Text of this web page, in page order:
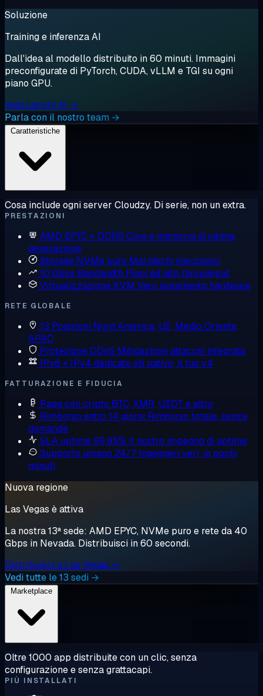
Soluzione
Training e inferenza AI
Dall'idea al modello distribuito in 60 minuti. Immagini
preconfigurate di PyTorch, CUDA, vLLM e TGI su ogni
piano GPU.
Vedi carichi AI →
Parla con il nostro team →
Cosa include ogni server Cloudzy. Di serie, non un extra.
PRESTAZIONI
AMD EPYC + DDR5 Core e memoria di ultima
generazione
Storage NVMe puro Mai dischi meccanici
10 Gbps Bandwidth Piani ad alto throughput
Virtualizzazione KVM Vero isolamento hardware
RETE GLOBALE
13 Posizioni Nord America, UE, Medio Oriente,
APAC
Protezione DDoS Mitigazione attacchi integrata
IPv6 + IPv4 dedicato v6 nativo, il tuo v4
FATTURAZIONE E FIDUCIA
Paga con cripto BTC, XMR, USDT e altro
Rimborso entro 14 giorni Rimborso totale, senza
domande
SLA uptime 99,95% Il nostro impegno di uptime
Supporto umano 24/7 Ingegneri veri, in pochi
minuti
Nuova regione
Las Vegas è attiva
La nostra 13ª sede: AMD EPYC, NVMe puro e rete da 40
Gbps in Nevada. Distribuisci in 60 secondi.
Distribuisci a Las Vegas →
Vedi tutte le 13 sedi →
Oltre 1000 app distribuite con un clic, senza
configurazione e senza grattacapi.
PIÙ INSTALLATI